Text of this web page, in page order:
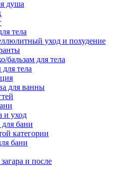
душа
тела
уход и похудение
бальзам для тела
тела
для ванны
и уход
бани
категории
бани
и после